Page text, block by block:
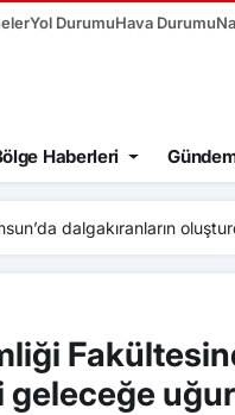
Yol DurumuHava Durumu
Haberleri
dalgakıranların